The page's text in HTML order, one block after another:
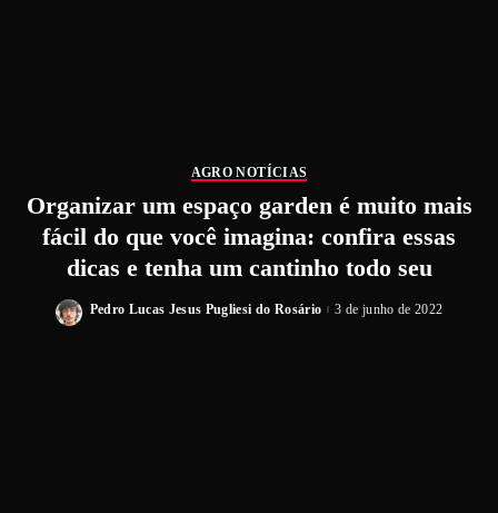
AGRO NOTÍCIAS
Organizar um espaço garden é muito mais
fácil do que você imagina: confira essas
dicas e tenha um cantinho todo seu
Pedro Lucas Jesus Pugliesi do Rosário 3 de junho de 2022